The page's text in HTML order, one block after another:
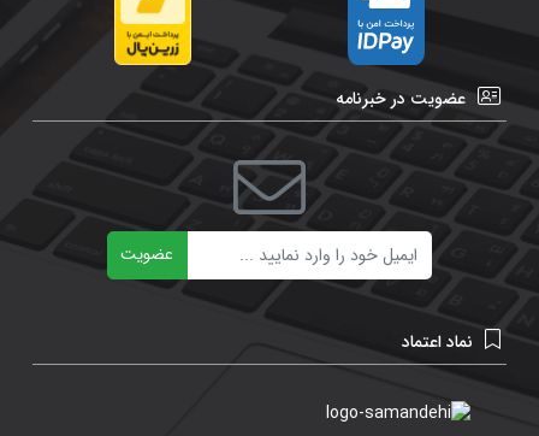
عضویت در خبرنامه
عضویت
نماد اعتماد